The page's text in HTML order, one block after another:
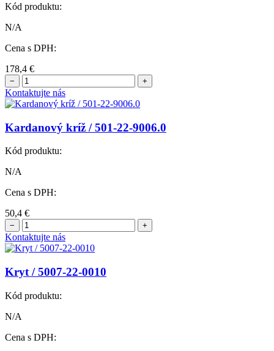
Kód produktu:
N/A
Cena s DPH:
178,4 €
− +
Kontaktujte nás
Kardanový kríž / 501-22-9006.0
Kód produktu:
N/A
Cena s DPH:
50,4 €
− +
Kontaktujte nás
Kryt / 5007-22-0010
Kód produktu:
N/A
Cena s DPH: